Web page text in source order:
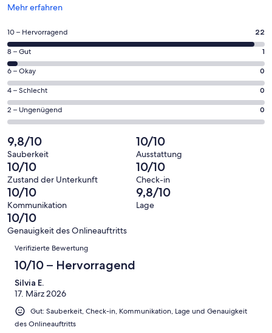
Mehr erfahren
Wird
einem
neuen
Fenster
geöffnet
22
von
insgesamt
23
Gästebewertungen
haben
eine
Bewertung
von
10
-
Hervorragend
10 – Hervorragend 22
1
von
insgesamt
23
Gästebewertungen
haben
eine
Bewertung
von
8
-
Gut
8 – Gut 1
0
von
insgesamt
23
Gästebewertungen
haben
eine
Bewertung
von
6
-
Okay
6 – Okay 0
0
von
insgesamt
Gästebewertungen
haben
eine
Bewertung
von
4
-
Schlecht
4 – Schlecht 0
0
von
insgesamt
23
Gästebewertungen
haben
eine
Bewertung
von
2
-
Ungenügend
2 – Ungenügend 0
9,8/10
Sauberkeit
10/10
Ausstattung
10/10
Zustand der Unterkunft
10/10
Check-in
10/10
Kommunikation
9,8/10
Lage
10/10
Genauigkeit des Onlineauftritts
Bewertungen
Verifizierte Bewertung
10/10 – Hervorragend
Silvia E.
17. März 2026
Gut: Sauberkeit, Check-in, Kommunikation, Lage und Genauigkeit
des Onlineauftritts